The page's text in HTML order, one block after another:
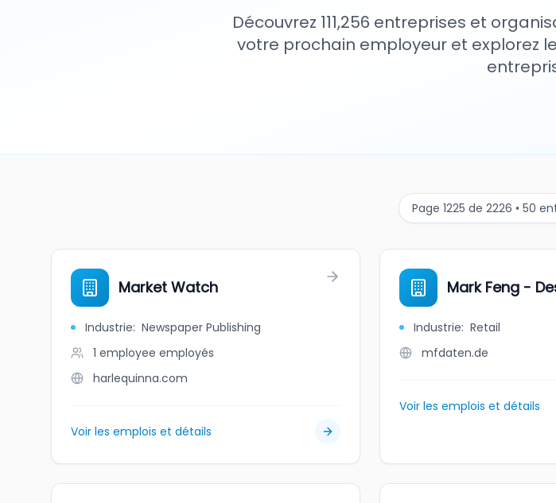
Découvrez 111,256 entreprises et
votre prochain employeur et explorez
Page 1225 de 2226 • 50
Market Watch
Industrie: Newspaper Publishing
1 employee employés
harlequinna.com
Voir les emplois et détails
Mark Feng -
Industrie: Retail
mfdaten.de
Voir les emplois et détails